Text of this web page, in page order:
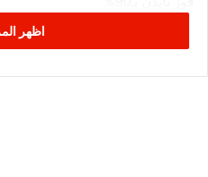
وكان أكثر من 87.7
بشكل مبكر، ما يمثل قرابة 60 % من إجمالي عدد الناخبين في البلاد.
اظهر